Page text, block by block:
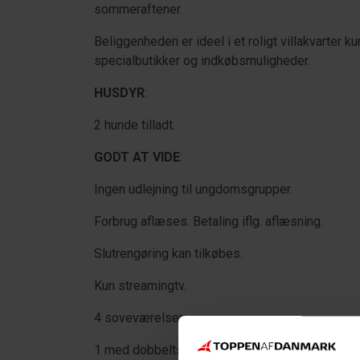
sommeraftener.
Beliggenheden er ideel i et roligt villakvarter
specialbutikker og indkøbsmuligheder.
HUSDYR:
2 hunde tilladt.
GODT AT VIDE:
Ingen udlejning til ungdomsgrupper.
Forbrug aflæses. Betaling iflg. aflæsning.
Slutrengøring kan tilkøbes.
Kun streamingtv.
4 soveværelser:
1 med dobbeltseng (180 x 200 cm.) - stueetage.